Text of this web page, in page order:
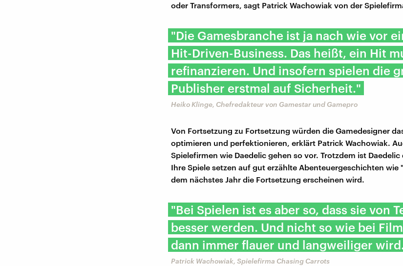
oder Transformers, sagt Patrick Wachowiak von der
"Die Gamesbranche ist ja nach wie vor
Hit-Driven-Business. Das heißt, ein Hit
refinanzieren. Und insofern spielen die
Publisher erstmal auf Sicherheit."
Heiko Klinge, Chefredakteur von Gamestar und Gamepro
Von Fortsetzung zu Fortsetzung würden die Gamedesigner
optimieren und perfektionieren, erklärt Patrick Wachowiak.
Spielefirmen wie Daedelic gehen so vor. Trotzdem ist
Ihre Spiele setzen auf gut erzählte Abenteuergeschichten wie
dem nächstes Jahr die Fortsetzung erscheinen wird.
"Bei Spielen ist es aber so, dass sie von
besser werden. Und nicht so wie bei
dann immer flauer und langweiliger
Patrick Wachowiak, Spielefirma Chasing Carrots